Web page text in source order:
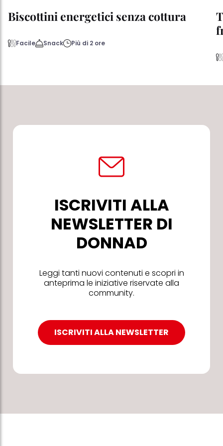
Biscottini energetici senza cottura
Facile Snack Più di 2 ore
ISCRIVITI ALLA
NEWSLETTER DI
DONNAD
Leggi tanti nuovi contenuti e scopri in
anteprima le iniziative riservate alla
community.
ISCRIVITI ALLA NEWSLETTER